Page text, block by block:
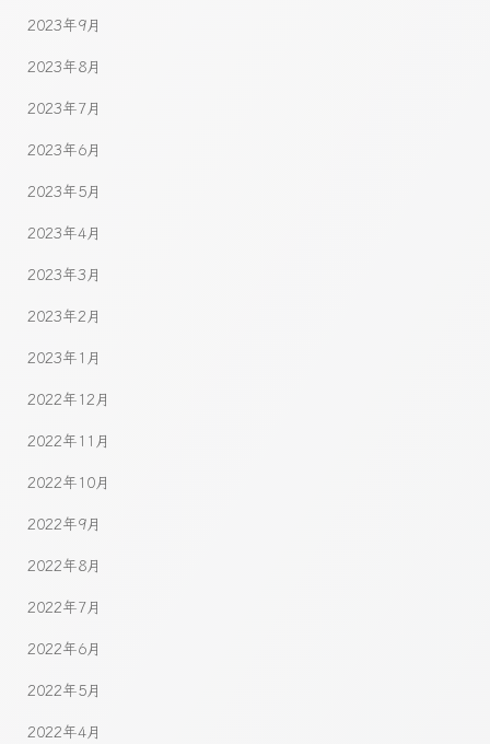
2023年9月
2023年8月
2023年7月
2023年6月
2023年5月
2023年4月
2023年3月
2023年2月
2023年1月
2022年12月
2022年11月
2022年10月
2022年9月
2022年8月
2022年7月
2022年6月
2022年5月
2022年4月